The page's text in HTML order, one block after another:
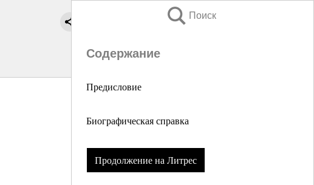
Поиск
Содержание
Предисловие
Биографическая справка
Продолжение на Литрес